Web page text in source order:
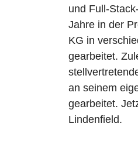
und Full-
Jahre in der
KG in
gearbeitet.
an seinem
gearbeitet.
Lindenfield.